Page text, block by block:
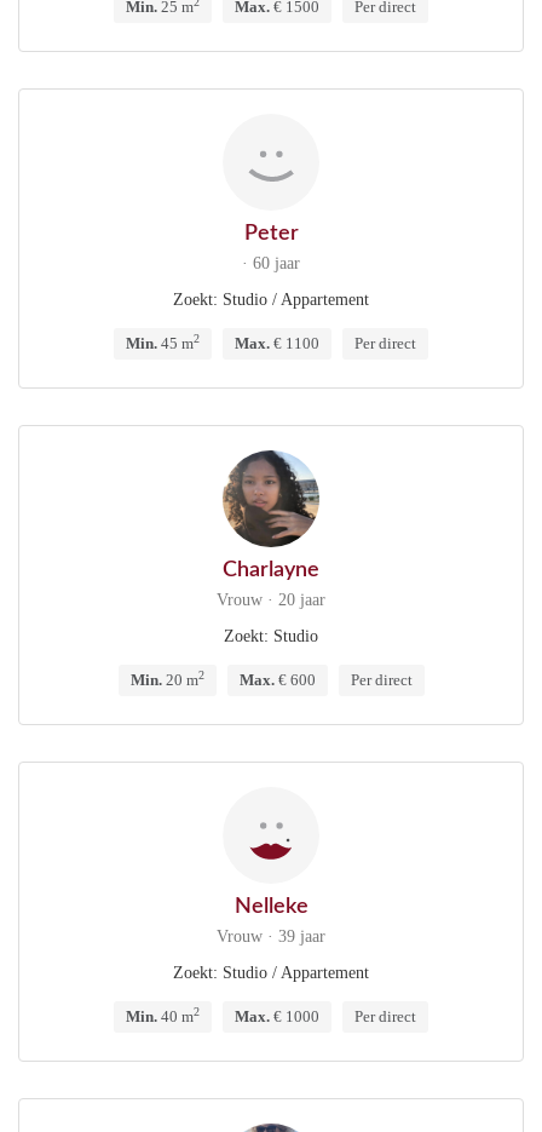
Min. 25 m Max. € 1500 Per direct
Peter
· 60 jaar
Zoekt: Studio / Appartement
Min. 45 m2 Max. € 1100 Per direct
Charlayne
Vrouw · 20 jaar
Zoekt: Studio
Min.20 m2 Max.€ 600 Per direct
Nelleke
Vrouw · 39 jaar
Zoekt: Studio / Appartement
Min. 40 m2 Max. € 1000 Per direct